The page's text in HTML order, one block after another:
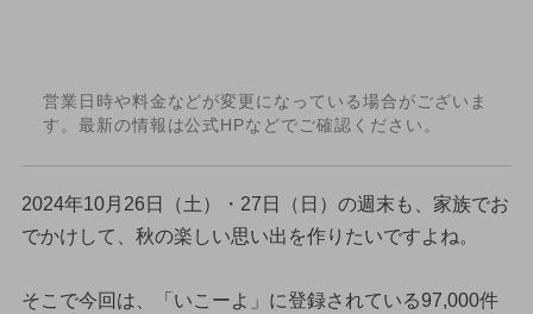
営業日時や料金などが変更になっている場合がございま
す。最新の情報は公式HPなどでご確認ください。
2024年10月26日（土）・27日（日）の週末も、家族でお
でかけして、秋の楽しい思い出を作りたいですよね。
そこで今回は、「いこーよ」に登録されている97,000件